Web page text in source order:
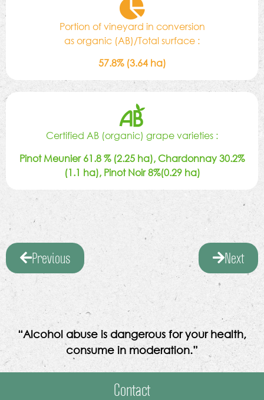
Portion of vineyard in conversion
as organic (AB)/Total surface :
57.8% (3.64 ha)
Certified AB (organic) grape varieties :
Pinot Meunier 61.8 % (2.25 ha), Chardonnay 30.2%
(1.1 ha), Pinot Noir 8%(0.29 ha)
Previous Next
“Alcohol abuse is dangerous for your health,
consume in moderation.”
Contact